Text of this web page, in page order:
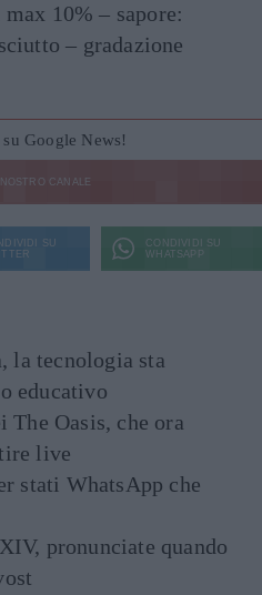
10% – sapore:
– gradazione
Google News!
CANALE
SU
CONDIVIDI SU
WHATSAPP
la tecnologia sta
educativo
Oasis, che ora
live
stati WhatsApp che
pronunciate quando